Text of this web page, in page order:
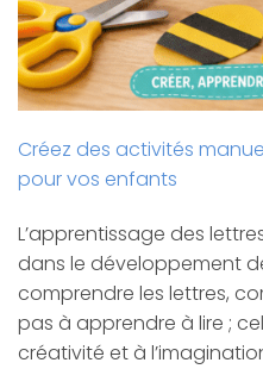
Créez des activités
pour vos enfants
L’apprentissage des
dans le développement
comprendre les lettres,
pas à apprendre à lire ;
créativité et à